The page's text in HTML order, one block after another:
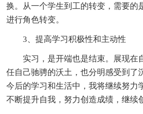
换。从一个学生到工的转变，需要的
进行角色转变。
3、提高学习积极性和主动性
实习，是开端也是结束。展现在
任自己驰骋的沃土，也分明感受到了
今后的学习和生活中，我将继续努力
不断提升自我，努力创造成绩，继续